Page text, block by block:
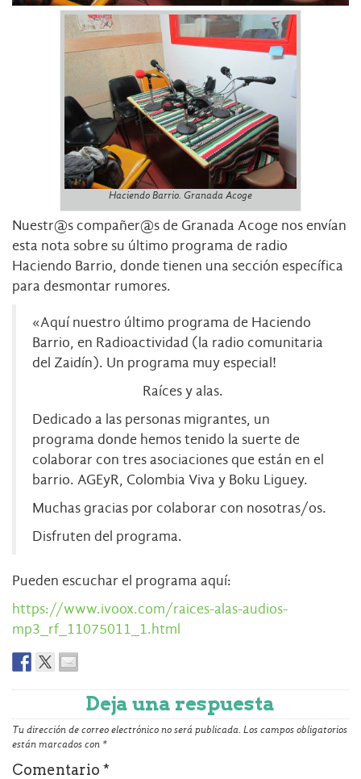
Haciendo Barrio. Granada Acoge
Nuestr@s compañer@s de Granada Acoge nos envían
esta nota sobre su último programa de radio
Haciendo Barrio, donde tienen una sección específica
para desmontar rumores.
«Aquí nuestro último programa de Haciendo
Barrio, en Radioactividad (la radio comunitaria
del Zaidín). Un programa muy especial!
Raíces y alas.
Dedicado a las personas migrantes, un
programa donde hemos tenido la suerte de
colaborar con tres asociaciones que están en el
barrio. AGEyR, Colombia Viva y Boku Liguey.
Muchas gracias por colaborar con nosotras/os.
Disfruten del programa.
Pueden escuchar el programa aquí:
https://www.ivoox.com/raices-alas-audios-
mp3_rf_11075011_1.html
Deja una respuesta
Tu dirección de correo electrónico no será publicada. Los campos obligatorios
están marcados con *
Comentario *